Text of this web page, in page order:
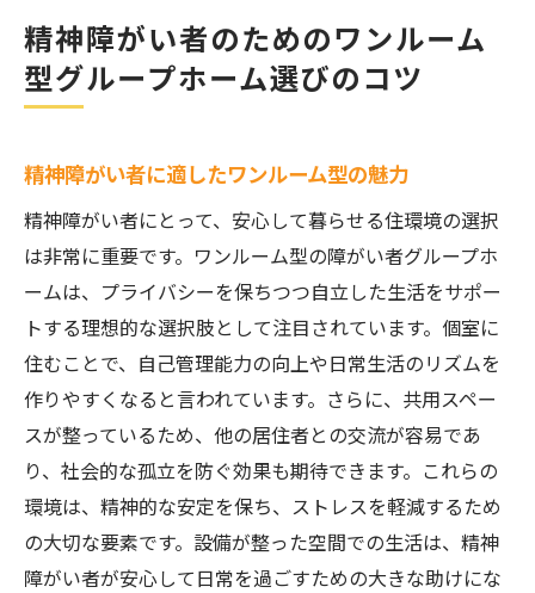
精神障がい者のためのワンルーム
型グループホーム選びのコツ
精神障がい者に適したワンルーム型の魅力
精神障がい者にとって、安心して暮らせる住環境の選択
は非常に重要です。ワンルーム型の障がい者グループホ
ームは、プライバシーを保ちつつ自立した生活をサポー
トする理想的な選択肢として注目されています。個室に
住むことで、自己管理能力の向上や日常生活のリズムを
作りやすくなると言われています。さらに、共用スペー
スが整っているため、他の居住者との交流が容易であ
り、社会的な孤立を防ぐ効果も期待できます。これらの
環境は、精神的な安定を保ち、ストレスを軽減するため
の大切な要素です。設備が整った空間での生活は、精神
障がい者が安心して日常を過ごすための大きな助けにな